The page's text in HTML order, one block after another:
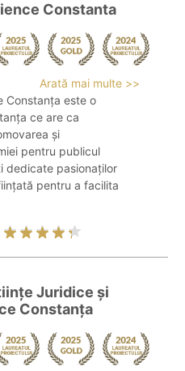
Constanta
Arată mai multe >>
Constanța este o
ce are ca
și
pentru publicul
dedicate pasionaților
pentru a facilita
Juridice și
Constanța